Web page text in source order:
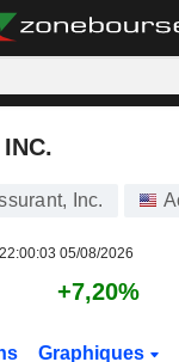
Inc.
22:00:03 05/08/2026
+7,20%
Graphiques